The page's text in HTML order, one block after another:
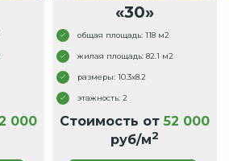
000
«30»
общая площадь: 118 м2
жилая площадь: 82.1 м2
размеры: 10.3x8.2
этажность: 2
Стоимость от 52 000
руб/м2